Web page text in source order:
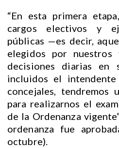
“En esta primera
cargos electivos y
públicas —es decir,
elegidos por nuestros
decisiones diarias en
incluidos el
concejales, tendremos
para realizarnos el
de la Ordenanza
ordenanza fue
octubre).